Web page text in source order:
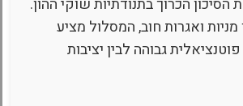
הסיכון הכרוך בתנודתיות שוקי ההון.
ואגרות חוב, המסלול מציע
גבוהה לבין יציבות